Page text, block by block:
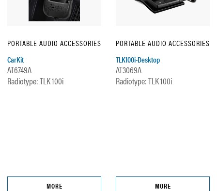
PORTABLE AUDIO ACCESSORIES
CarKit
AT6749A
Radiotype: TLK 100i
MORE
PORTABLE AUDIO ACCESSORIES
TLK100i-Desktop
AT3069A
Radiotype: TLK 100i
MORE